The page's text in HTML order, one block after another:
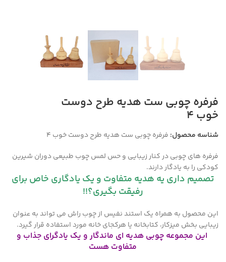
فرفره چوبی ست هدیه طرح دوست
خوب ۴
شناسه محصول: فرفره چوبی ست هدیه طرح دوست خوب ۴
فرفره های چوبی در کنار زیبایی و حس لمس چوب طبیعی دوران شیرین
کودکی را به یادگار دارند.
تصمیم داری یه هدیه متفاوت و یک یادگاری خاص برای
رفیقت بگیری؟!!
این محصول به همراه یک استند نفیس از چوب راش می تواند به عنوان
زیبایی بخش میزکار، کتابخانه یا هرکجای خانه مورد استفاده قرار گیرد.
این مجموعه چوبی هدیه ای ماندگار و یک یادگرای جذاب و
متفاوت هست